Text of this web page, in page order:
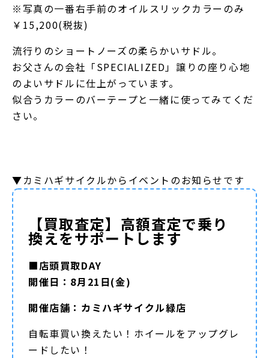
※写真の一番右手前のオイルスリックカラーのみ
￥15,200(税抜)
流行りのショートノーズの柔らかいサドル。
お父さんの会社「SPECIALIZED」譲りの座り心地
のよいサドルに仕上がっています。
似合うカラーのバーテープと一緒に使ってみてくだ
さい。
▼カミハギサイクルからイベントのお知らせです
【買取査定】高額査定で乗り
換えをサポートします
■店頭買取DAY
開催日：8月21日(金)
開催店舗：カミハギサイクル緑店
自転車買い換えたい！ホイールをアップグレ
ードしたい！